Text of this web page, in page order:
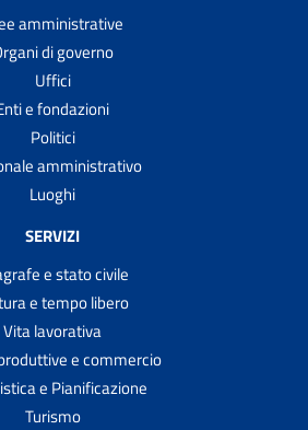
amministrative
di governo
Uffici
e fondazioni
Politici
amministrativo
Luoghi
SERVIZI
e stato civile
e tempo libero
Vita lavorativa
e commercio
e Pianificazione
Turismo